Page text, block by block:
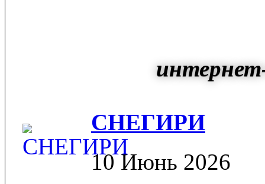
СНЕГИРИ
10 Июнь 2026